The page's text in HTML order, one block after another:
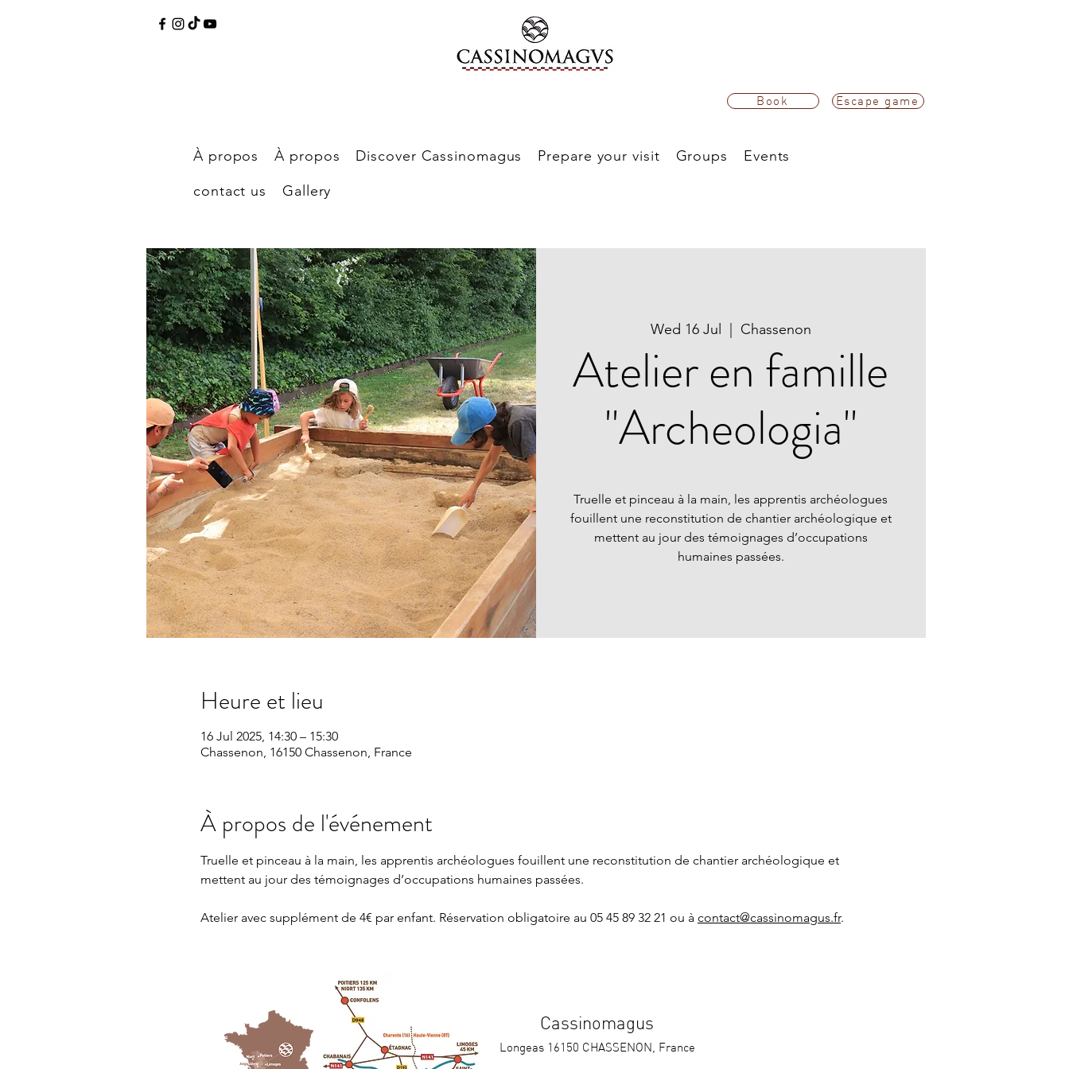
Book Escape game
À propos À propos Discover Cassinomagus Prepare your visit Groups
Events
contact us
Gallery
Wed 16 Jul
  |
Chassenon
Atelier en famille
"Archeologia"
Truelle et pinceau à la main, les apprentis archéologues
fouillent une reconstitution de chantier archéologique et
mettent au jour des témoignages d’occupations
humaines passées.
Heure et lieu
16 Jul 2025, 14:30 – 15:30
Chassenon, 16150 Chassenon, France
À propos de l'événement
Truelle et pinceau à la main, les apprentis archéologues fouillent une reconstitution de chantier archéologique et
mettent au jour des témoignages d’occupations humaines passées.
Atelier avec supplément de 4€ par enfant. Réservation obligatoire au 05 45 89 32 21 ou à contact@cassinomagus.fr.
Cassinomagus
Longeas 16150 CHASSENON, France